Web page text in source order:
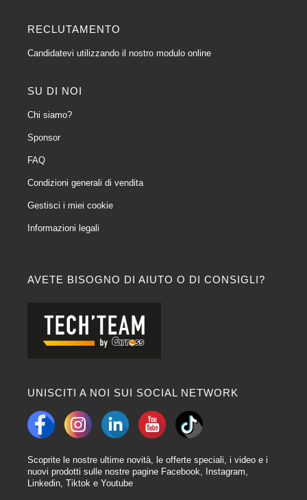
AVETE BISOGNO DI AIUTO O DI CONSIGLI?
UNISCITI A NOI SUI SOCIAL NETWORK
Scoprite le nostre ultime novità, le offerte speciali, i video e i
nuovi prodotti sulle nostre pagine Facebook, Instagram,
Linkedin, Tiktok e Youtube
RECLUTAMENTO
Candidatevi utilizzando il nostro modulo online
SU DI NOI
Chi siamo?
Sponsor
FAQ
Condizioni generali di vendita
Gestisci i miei cookie
Informazioni legali